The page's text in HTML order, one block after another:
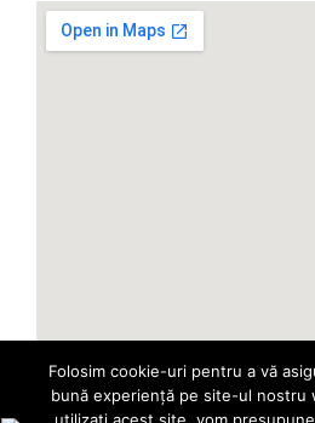
Folosim cookie-uri pentru a vă
bună experiență pe site-ul nostru